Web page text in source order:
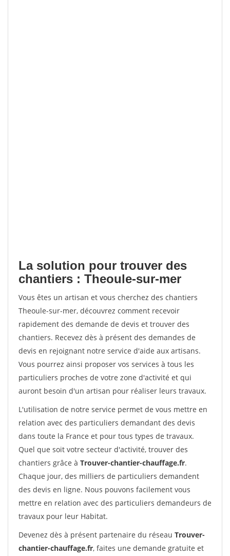
La solution pour trouver des
chantiers : Theoule-sur-mer
Vous êtes un artisan et vous cherchez des chantiers
Theoule-sur-mer, découvrez comment recevoir
rapidement des demande de devis et trouver des
chantiers. Recevez dès à présent des demandes de
devis en rejoignant notre service d'aide aux artisans.
Vous pourrez ainsi proposer vos services à tous les
particuliers proches de votre zone d'activité et qui
auront besoin d'un artisan pour réaliser leurs travaux.
L'utilisation de notre service permet de vous mettre en
relation avec des particuliers demandant des devis
dans toute la France et pour tous types de travaux.
Quel que soit votre secteur d'activité, trouver des
chantiers grâce à Trouver-chantier-chauffage.fr.
Chaque jour, des milliers de particuliers demandent
des devis en ligne. Nous pouvons facilement vous
mettre en relation avec des particuliers demandeurs de
travaux pour leur Habitat.
Devenez dès à présent partenaire du réseau Trouver-
chantier-chauffage.fr, faites une demande gratuite et